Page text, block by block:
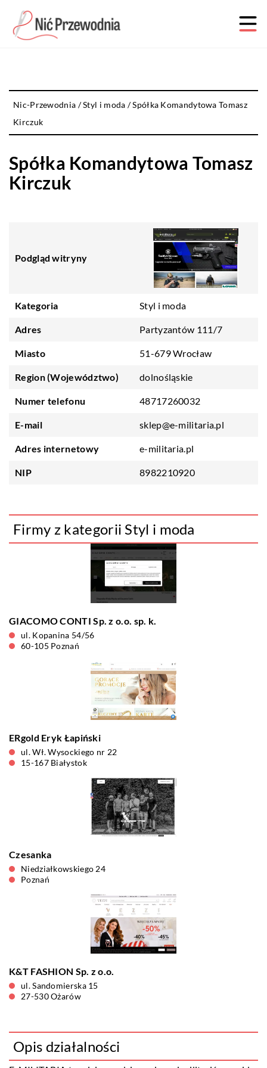
Nic-Przewodnia /Styl i moda /Spółka Komandytowa Tomasz
Kirczuk
Spółka Komandytowa Tomasz
Kirczuk
Podgląd witryny
Kategoria Styl i moda
Adres Partyzantów 111/7
Miasto 51-679 Wrocław
Region (Województwo) dolnośląskie
Numer telefonu 48717260032
E-mail sklep@e-militaria.pl
Adres internetowy e-militaria.pl
NIP 8982210920
Firmy z kategorii Styl i moda
GIACOMO CONTI Sp. z o.o. sp. k.
ul. Kopanina 54/56
60-105 Poznań
ERgold Eryk Łapiński
ul. Wł. Wysockiego nr 22
15-167 Białystok
Czesanka
Niedziałkowskiego 24
Poznań
K&T FASHION Sp. z o.o.
ul. Sandomierska 15
27-530 Ożarów
Opis działalności